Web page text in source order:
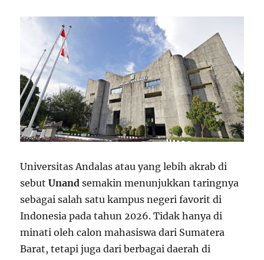
Universitas Andalas atau yang lebih akrab di
sebutUnand semakin menunjukkan taringnya
sebagai salah satu kampus negeri favorit di
Indonesia pada tahun 2026. Tidak hanya di
minati oleh calon mahasiswa dari Sumatera
Barat, tetapi juga dari berbagai daerah di